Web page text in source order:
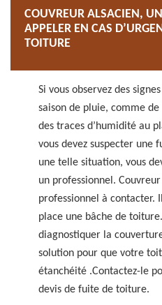
COUVREUR ALSACIEN,
APPELER EN CAS
TOITURE
Si vous observez des
saison de pluie, comme
des traces d’humidité au
vous devez suspecter une
une telle situation, vous
un professionnel.
professionnel à contacter.
place une bâche de
diagnostiquer la
solution pour que votre
étanchéité .Contactez-le
devis de fuite de toiture.